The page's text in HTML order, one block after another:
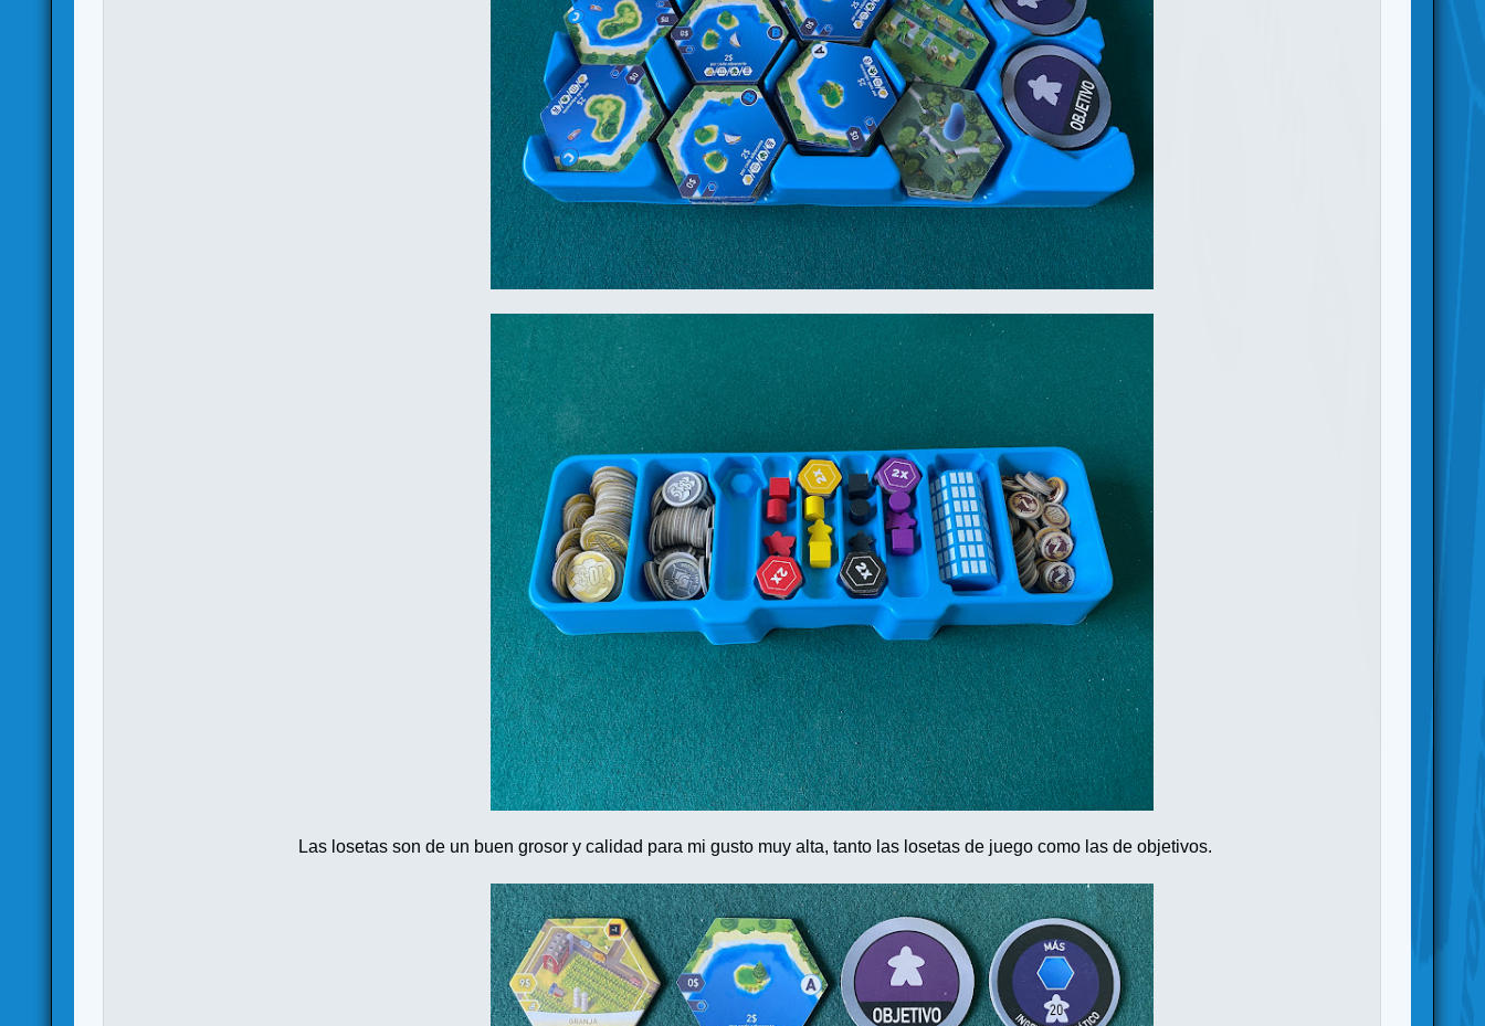
Las losetas son de un buen grosor y calidad para mi gusto muy alta, tanto las losetas de juego como las de objetivos.